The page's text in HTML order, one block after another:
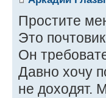
Простите
Это
Он
Давно хочу
не доходят.